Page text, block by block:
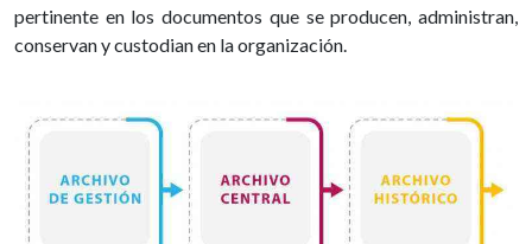
pertinente en los documentos que se producen, administran,
conservan y custodian en la organización.